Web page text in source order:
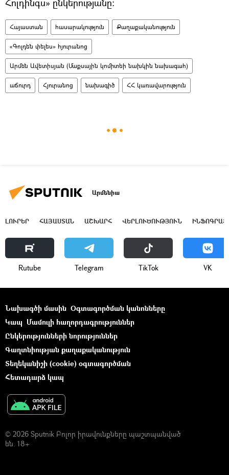
Հոլդինգս» ընկերությանը։
Հայաստան հասարակություն Քաղաքականություն
«Գոլդեն փելես» հյուրանոց
Արմեն Ավետիսյան (Մաքսային կոմիտեի նախկին նախագահ)
աճուրդ Հյուրանոց նախագիծ ՀՀ կառավարություն
Արմենիա
ԼՈՒՐԵՐ ՀԱՅԱՍՏԱՆ ԱՇԽԱՐՀ ՎԵՐԼՈՒԾՈՒԹՅՈՒՆ
Rutube Telegram ТikТоk VK
Նախագծի մասին Օգտագործման կանոնները
Կապ Մամուլի հաղորդագրություններ
Ընկերությունների նորություններ
Գաղտնիության քաղաքականություն
Տեղեկանիշի (cookie) օգտագործման
Հետադարձ կապ
© 2026 Sputnik Բոլոր իրավունքները պաշտպանված
են. 18+